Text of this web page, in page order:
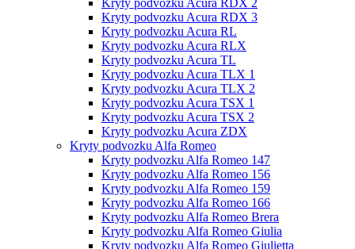
Kryty podvozku Acura RDX 2
Kryty podvozku Acura RDX 3
Kryty podvozku Acura RL
Kryty podvozku Acura RLX
Kryty podvozku Acura TL
Kryty podvozku Acura TLX 1
Kryty podvozku Acura TLX 2
Kryty podvozku Acura TSX 1
Kryty podvozku Acura TSX 2
Kryty podvozku Acura ZDX
Kryty podvozku Alfa Romeo
Kryty podvozku Alfa Romeo 147
Kryty podvozku Alfa Romeo 156
Kryty podvozku Alfa Romeo 159
Kryty podvozku Alfa Romeo 166
Kryty podvozku Alfa Romeo Brera
Kryty podvozku Alfa Romeo Giulia
Kryty podvozku Alfa Romeo Giulietta